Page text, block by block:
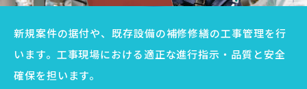
新規案件の据付や、既存設備の補修修繕の工事管理を行
います。工事現場における適正な進行指示・品質と安全
確保を担います。